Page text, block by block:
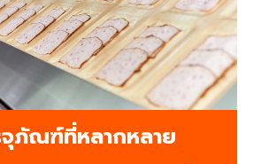
ภัณฑ์ที่หลากหลาย